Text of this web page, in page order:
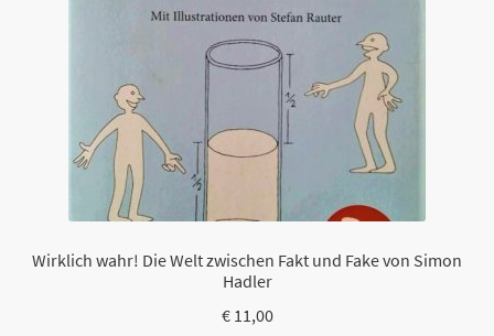
Wirklich wahr! Die Welt zwischen Fakt und Fake von Simon
Hadler
€11,00